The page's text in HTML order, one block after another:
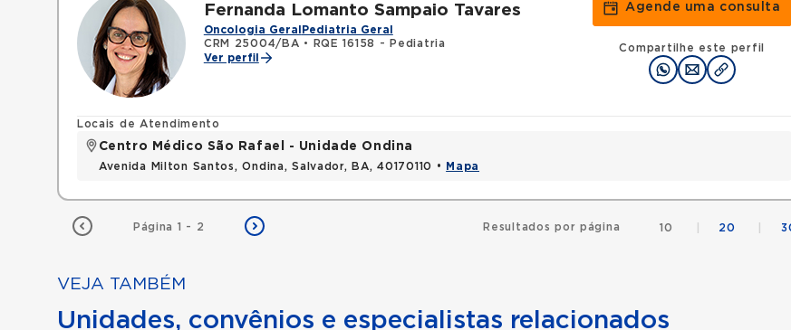
Fernanda Lomanto Sampaio Tavares
Oncologia Geral Pediatria Geral
CRM 25004/BA •
RQE 16158 - Pediatria
Ver perfil
Agende uma consulta
Compartilhe este perfil
Locais de Atendimento
Centro Médico São Rafael - Unidade Ondina
Avenida Milton Santos, Ondina, Salvador, BA, 40170110 • Mapa
Página 1 - 2 Resultados por página 10 20
VEJA TAMBÉM
Unidades, convênios e especialistas relacionados